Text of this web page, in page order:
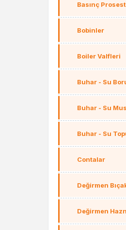
Basınç
Bobinler
Boiler Valfleri
Buhar - Su
Buhar - Su
Buhar - Su
Contalar
Değirmen
Değirmen